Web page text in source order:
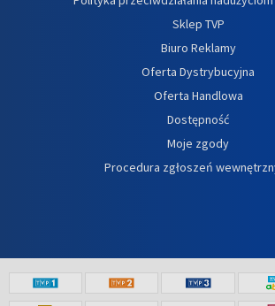
Sklep TVP
Biuro Reklamy
Oferta Dystrybucyjna
Oferta Handlowa
Dostępność
Moje zgody
Procedura zgłoszeń